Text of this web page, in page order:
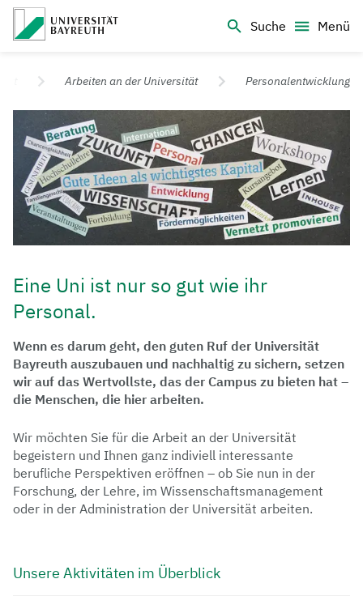
Suche
Menü
Universität Bayreuth – Deine Top-Campus-Uni
Arbeiten an der Universität Personalentwicklung
Eine Uni ist nur so gut wie ihr
Personal.
Wenn es darum geht, den guten Ruf der Universität
Bayreuth auszubauen und nachhaltig zu sichern, setzen
wir auf das Wertvollste, das der Campus zu bieten hat –
die Menschen, die hier arbeiten.
Wir möchten Sie für die Arbeit an der Universität
begeistern und Ihnen ganz indiviell interessante
berufliche Perspektiven eröffnen – ob Sie nun in der
Forschung, der Lehre, im Wissenschaftsmanagement
oder in der Administration der Universität arbeiten.
Unsere Aktivitäten im Überblick